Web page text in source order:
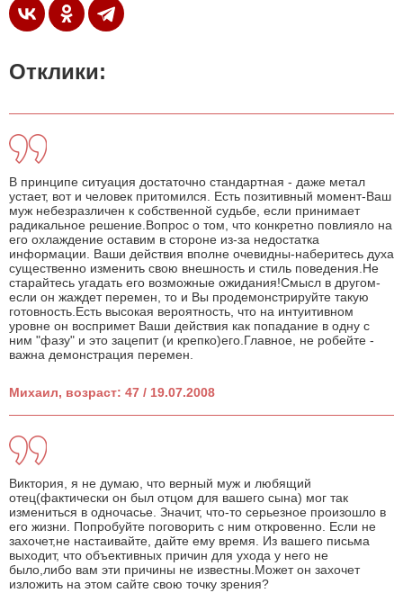
Отклики:
В принципе ситуация достаточно стандартная - даже метал
устает, вот и человек притомился. Есть позитивный момент-Ваш
муж небезразличен к собственной судьбе, если принимает
радикальное решение.Вопрос о том, что конкретно повлияло на
его охлаждение оставим в стороне из-за недостатка
информации. Ваши действия вполне очевидны-наберитесь духа
существенно изменить свою внешность и стиль поведения.Не
старайтесь угадать его возможные ожидания!Смысл в другом-
если он жаждет перемен, то и Вы продемонстрируйте такую
готовность.Есть высокая вероятность, что на интуитивном
уровне он воспримет Ваши действия как попадание в одну с
ним "фазу" и это зацепит (и крепко)его.Главное, не робейте -
важна демонстрация перемен.
Михаил, возраст: 47 / 19.07.2008
Виктория, я не думаю, что верный муж и любящий
отец(фактически он был отцом для вашего сына) мог так
измениться в одночасье. Значит, что-то серьезное произошло в
его жизни. Попробуйте поговорить с ним откровенно. Если не
захочет,не настаивайте, дайте ему время. Из вашего письма
выходит, что объективных причин для ухода у него не
было,либо вам эти причины не известны.Может он захочет
изложить на этом сайте свою точку зрения?